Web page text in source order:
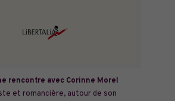
rencontre avec Corinne Morel
et romancière, autour de son